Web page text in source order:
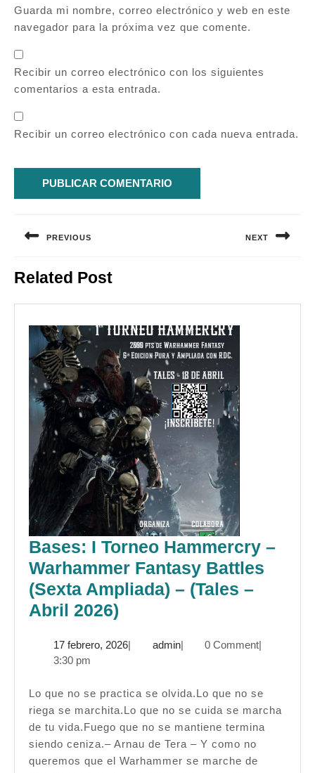
Guarda mi nombre, correo electrónico y web en este
navegador para la próxima vez que comente.
Recibir un correo electrónico con los siguientes
comentarios a esta entrada.
Recibir un correo electrónico con cada nueva entrada.
de
PREVIOUS
anterior:
NEXT
Related Post
Bases: I Torneo Hammercry –
Warhammer Fantasy Battles
(Sexta Ampliada) – (Tales –
Abril 2026)
Torneo
–
Warhammer
Fantasy
Battles
17 febrero, 202617
| adminadmin
| 0 Comment|
3:30 pm
Lo que no se practica se olvida.Lo que no se
riega se marchita.Lo que no se cuida se marcha
de tu vida.Fuego que no se mantiene termina
siendo ceniza.– Arnau de Tera – Y como no
queremos que el Warhammer se marche de